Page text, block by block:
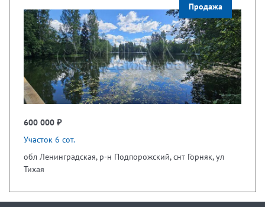
Продажа
600 000 ₽
Участок 6 сот.
обл Ленинградская, р-н Подпорожский, снт Горняк, ул
Тихая